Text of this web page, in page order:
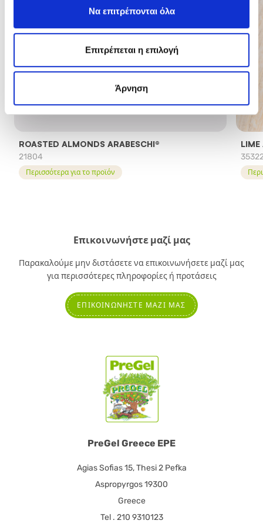
Να επιτρέπονται όλα
Επιτρέπεται η επιλογή
Άρνηση
ROASTED ALMONDS ARABESCHI®
21804
Περισσότερα για το προϊόν
LIME
PreGel Greece EPE
Agias Sofias 15, Thesi 2 Pefka
Aspropyrgos 19300
Greece
Tel . 210 9310123
Επικοινωνήστε μαζί μας
Παρακαλούμε μην διστάσετε να επικοινωνήσετε μαζί μας
για περισσότερες πληροφορίες ή προτάσεις
ΕΠΙΚΟΙΝΩΝΉΣΤΕ ΜΑΖΊ ΜΑΣ